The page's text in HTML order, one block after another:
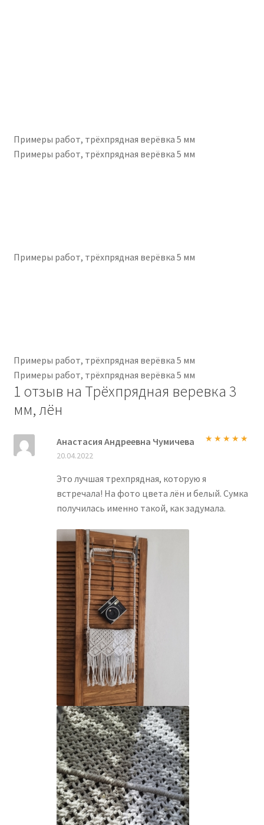
Примеры работ, трёхпрядная верёвка 5 мм
Примеры работ, трёхпрядная верёвка 5 мм
Примеры работ, трёхпрядная верёвка 5 мм
Примеры работ, трёхпрядная верёвка 5 мм
Примеры работ, трёхпрядная верёвка 5 мм
1 отзыв на Трёхпрядная веревка 3
мм, лён
Анастасия Андреевна Чумичева
20.04.2022
Это лучшая трехпрядная, которую я
встречала! На фото цвета лён и белый. Сумка
получилась именно такой, как задумала.